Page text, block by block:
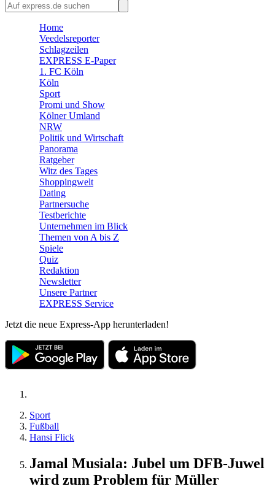
Home
Veedelsreporter
Schlagzeilen
EXPRESS E-Paper
1. FC Köln
Köln
Sport
Promi und Show
Kölner Umland
NRW
Politik und Wirtschaft
Panorama
Ratgeber
Witz des Tages
Shoppingwelt
Dating
Partnersuche
Testberichte
Unternehmen im Blick
Themen von A bis Z
Spiele
Quiz
Redaktion
Newsletter
Unsere Partner
EXPRESS Service
Jetzt die neue Express-App herunterladen!
Sport
Fußball
Hansi Flick
Jamal Musiala: Jubel um DFB-Juwel
wird zum Problem für Müller